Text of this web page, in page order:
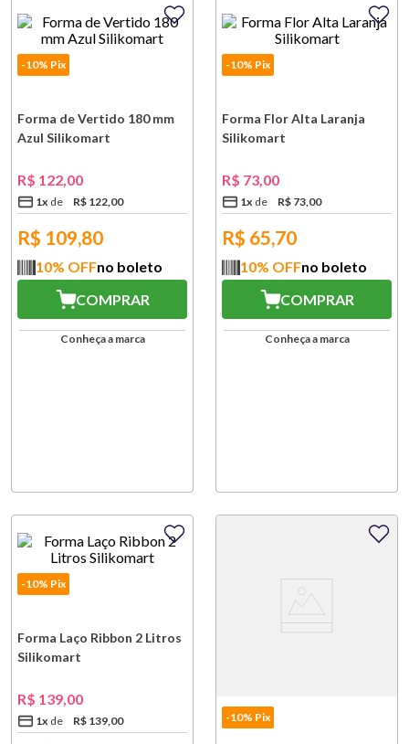
-10% Pix
Forma de Vertido 180 mm
Azul Silikomart
R$ 122,00
1x R$ 122,00
R$ 109,80
10% OFFno boleto
COMPRAR
Conheça a marca
-10% Pix
Forma Flor Alta Laranja
Silikomart
R$ 73,00
1x R$ 73,00
R$ 65,70
10% OFFno boleto
COMPRAR
Conheça a marca
-10% Pix
Forma Laço Ribbon 2 Litros
Silikomart
R$ 139,00
1x R$ 139,00 -10% Pix